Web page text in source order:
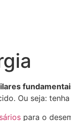
Ou seja: tenha
para o